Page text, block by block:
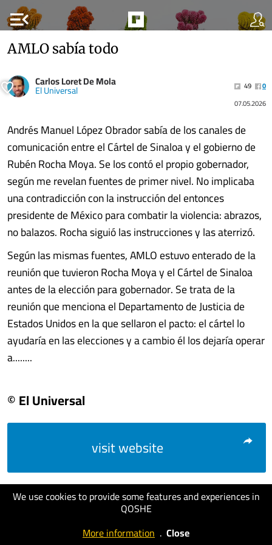
menu_open
We use cookies to provide some features and experiences in
QOSHE
More information . Close
AMLO sabía todo
Carlos Loret De Mola
El Universal 49
0
07.05.2026
Andrés Manuel López Obrador sabía de los canales de
comunicación entre el Cártel de Sinaloa y el gobierno de
Rubén Rocha Moya. Se los contó el propio gobernador,
según me revelan fuentes de primer nivel. No implicaba
una contradicción con la instrucción del entonces
presidente de México para combatir la violencia: abrazos,
no balazos. Rocha siguió las instrucciones y las aterrizó.
Según las mismas fuentes, AMLO estuvo enterado de la
reunión que tuvieron Rocha Moya y el Cártel de Sinaloa
antes de la elección para gobernador. Se trata de la
reunión que menciona el Departamento de Justicia de
Estados Unidos en la que sellaron el pacto: el cártel lo
ayudaría en las elecciones y a cambio él los dejaría operar
a........
© El Universal
visit website